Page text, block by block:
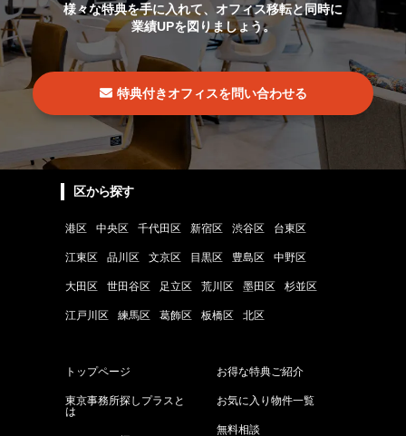
様々な特典を手に入れて、オフィス移転と同時に
業績UPを図りましょう。
特典付きオフィスを問い合わせる
区から探す
港区 中央区 千代田区 新宿区 渋谷区 台東区
江東区 品川区 文京区 目黒区 豊島区 中野区
大田区 世田谷区 足立区 荒川区 墨田区 杉並区
江戸川区 練馬区 葛飾区 板橋区 北区
トップページ
東京事務所探しプラスと
は
お得な特典ご紹介
お気に入り物件一覧
無料相談